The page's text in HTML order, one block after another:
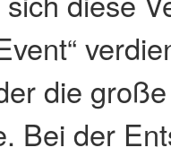
die
Bei der